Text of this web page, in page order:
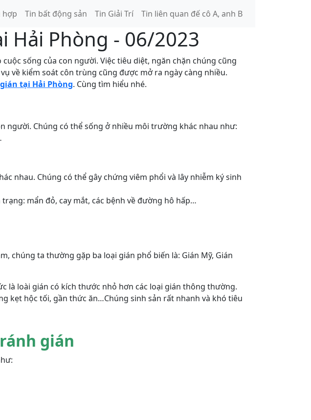
hợp Tin bất động sản Tin Giải Trí Tin liên quan đế cô A, anh B
Hải Phòng - 06/2023
sống của con người. Việc tiêu diệt, ngăn chặn chúng cũng
về kiểm soát côn trùng cũng được mở ra ngày càng nhiều.
tại Hải Phòng. Cùng tìm hiểu nhé.
người. Chúng có thể sống ở nhiều môi trường khác nhau như:
nhau. Chúng có thể gây chứng viêm phổi và lây nhiễm ký sinh
mẩn đỏ, cay mắt, các bệnh về đường hô hấp…
chúng ta thường gặp ba loại gián phổ biến là: Gián Mỹ, Gián
là loài gián có kích thước nhỏ hơn các loại gián thông thường.
kẹt hộc tối, gần thức ăn…Chúng sinh sản rất nhanh và khó tiêu
gián